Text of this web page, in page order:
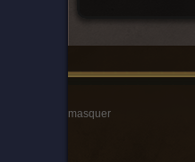
masquer